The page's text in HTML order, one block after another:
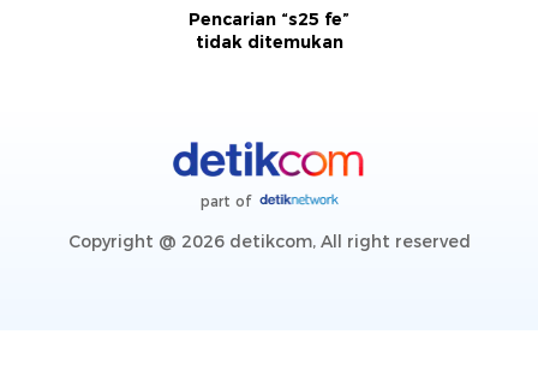
Pencarian “s25 fe”
tidak ditemukan
part of
Copyright @ 2026 detikcom, All right reserved